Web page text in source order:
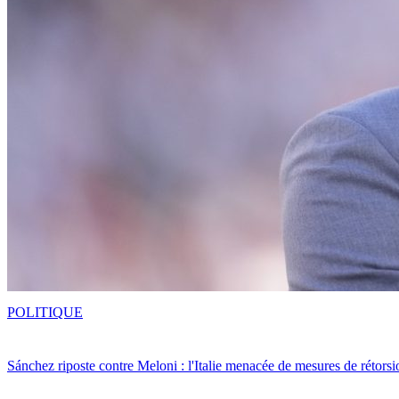
Sánchez riposte contre Meloni : l'Italie menacée de mesures de
POLITIQUE